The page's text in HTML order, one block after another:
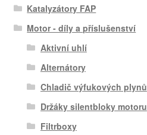
Katalyzátory FAP
Motor - díly a příslušenství
Aktivní uhlí
Alternátory
Chladič výfukových plynů
Držáky silentbloky motoru
Filtrboxy